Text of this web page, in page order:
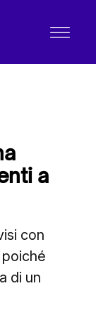
a
con
di un